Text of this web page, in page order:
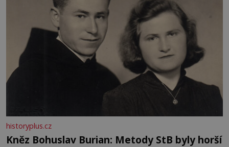
historyplus.cz
Kněz Bohuslav Burian: Metody StB byly horší